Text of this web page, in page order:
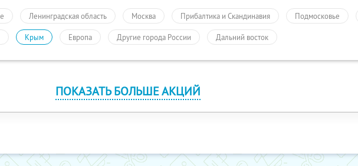
Ленинградская область Москва Прибалтика и Скандинавия Подмосковье
Крым Европа Другие города России Дальний восток
ПОКАЗАТЬ БОЛЬШЕ АКЦИЙ